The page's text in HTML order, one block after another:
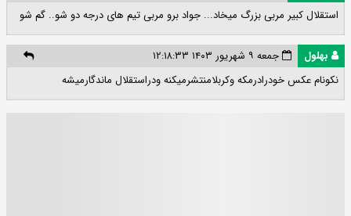
استقلال کبیر مربی بزرگ میخاد... جواد برو مربی تیم های درجه دو شو.. گم شو
بهلول
جمعه ۹ شهریور ۱۴۰۳ ۱۲:۱۸:۳۳
نکونام عکس خودرادرمکه وکربلامنتشرمیکنه ودراستقلال ماندگارمیشه